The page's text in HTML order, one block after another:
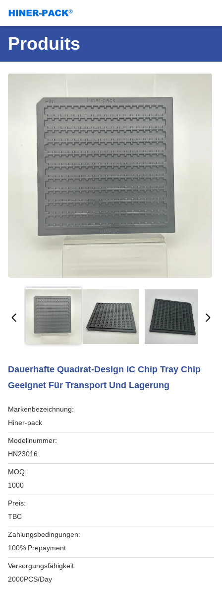
Produits
Dauerhafte Quadrat-Design IC Chip Tray Chip
Geeignet Für Transport Und Lagerung
Markenbezeichnung:
Hiner-pack
Modellnummer:
HN23016
MOQ:
1000
Preis:
TBC
Zahlungsbedingungen:
100% Prepayment
Versorgungsfähigkeit:
2000PCS/Day